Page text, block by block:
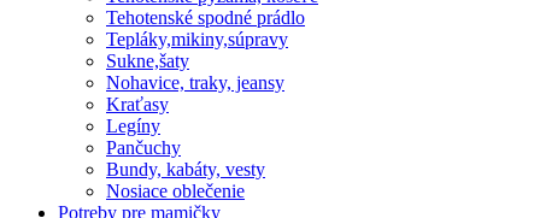
Tehotenské spodné prádlo
Tepláky,mikiny,súpravy
Sukne,šaty
Nohavice, traky, jeansy
Kraťasy
Legíny
Pančuchy
Bundy, kabáty, vesty
Nosiace oblečenie
Potreby pre mamičky